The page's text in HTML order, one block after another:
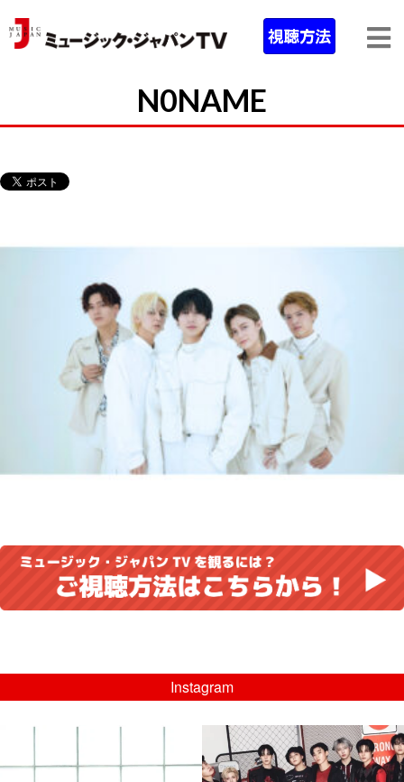
N0NAME
Instagram
...
musicjapantv
💡08/05(水)23:00特番放送！
...